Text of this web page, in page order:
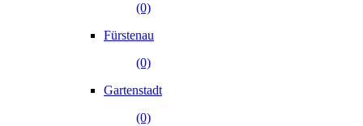
(0)
Fürstenau
(0)
Gartenstadt
(0)